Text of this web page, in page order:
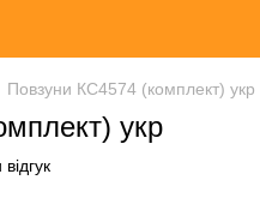
Повзуни КС4574 (комплект) укр
укр